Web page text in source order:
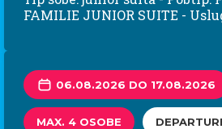
FAMILIE JUNIOR SUITE -
06.08.2026 DO 17.08.2026
MAX. 4 OSOBE